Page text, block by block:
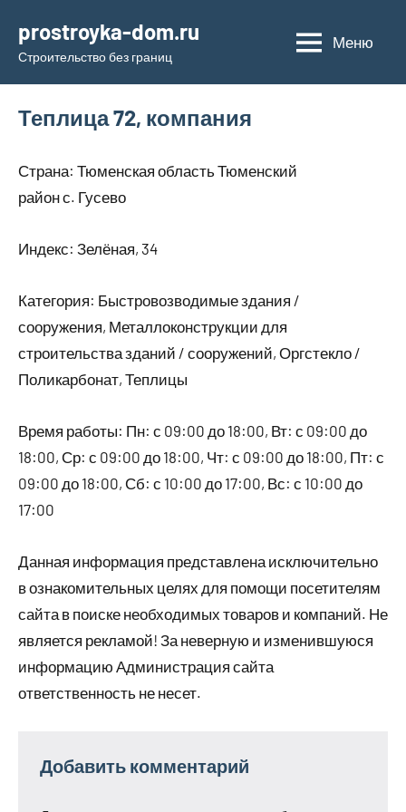
содержимому
prostroyka-dom.ru
Строительство без границ
Меню
Теплица 72, компания
Страна: Тюменская область Тюменский
район с. Гусево
Индекс: Зелёная, 34
Категория: Быстровозводимые здания /
сооружения, Металлоконструкции для
строительства зданий / сооружений, Оргстекло /
Поликарбонат, Теплицы
Время работы: Пн: с 09:00 до 18:00, Вт: с 09:00 до
18:00, Ср: с 09:00 до 18:00, Чт: с 09:00 до 18:00, Пт: с
09:00 до 18:00, Сб: с 10:00 до 17:00, Вс: с 10:00 до
17:00
Данная информация представлена исключительно
в ознакомительных целях для помощи посетителям
сайта в поиске необходимых товаров и компаний. Не
является рекламой! За неверную и изменившуюся
информацию Администрация сайта
ответственность не несет.
Добавить комментарий